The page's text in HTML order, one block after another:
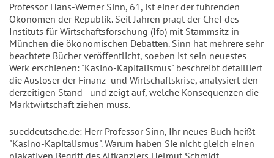
Professor Hans-Werner Sinn, 61, ist einer der führenden
Ökonomen der Republik. Seit Jahren prägt der Chef des
Instituts für Wirtschaftsforschung (Ifo) mit Stammsitz in
München die ökonomischen Debatten. Sinn hat mehrere sehr
beachtete Bücher veröffentlicht, soeben ist sein neuestes
Werk erschienen: "Kasino-Kapitalismus" beschreibt detailliert
die Auslöser der Finanz- und Wirtschaftskrise, analysiert den
derzeitigen Stand - und zeigt auf, welche Konsequenzen die
Marktwirtschaft ziehen muss.
sueddeutsche.de: Herr Professor Sinn, Ihr neues Buch heißt
"Kasino-Kapitalismus". Warum haben Sie nicht gleich einen
plakativen Begriff des Altkanzlers Helmut Schmidt